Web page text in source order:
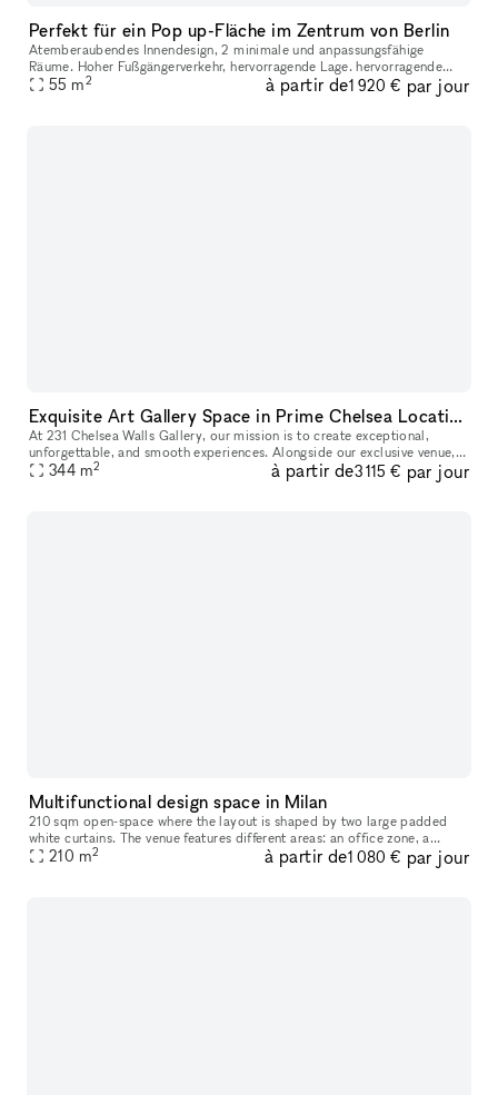
Perfekt für ein Pop up-Fläche im Zentrum von Berlin
Atemberaubendes Innendesign, 2 minimale und anpassungsfähige
Räume. Hoher Fußgängerverkehr, hervorragende Lage. hervorragende
öffentliche Verkehrsanbindung in der Umgebung sind viele beliebte
55 m2 à partir de1 920 € par jour
Exquisite Art Gallery Space in Prime Chelsea Location
At 231 Chelsea Walls Gallery, our mission is to create exceptional,
unforgettable, and smooth experiences. Alongside our exclusive venue,
we offer a dedicated team of professionals ready to help you
344 m2 à partir de3 115 € par jour
Multifunctional design space in Milan
210 sqm open-space where the layout is shaped by two large padded
white curtains. The venue features different areas: an office zone, a
meeting room, a kitchen, and a relax area. The space is furnish
210 m2 à partir de1 080 € par jour